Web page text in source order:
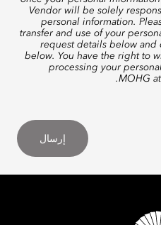
Vendor will be solely
personal information.
transfer and use of your
request details below and
below. You have the right to
processing your
MOHG at
.
إرسال